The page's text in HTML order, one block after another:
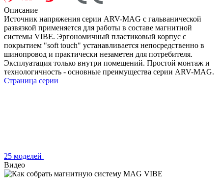
Описание
Источник напряжения серии ARV-MAG с гальванической
развязкой применяется для работы в составе магнитной
системы VIBE. Эргономичный пластиковый корпус с
покрытием "soft touch" устанавливается непосредственно в
шинопровод и практически незаметен для потребителя.
Эксплуатация только внутри помещений. Простой монтаж и
технологичность - основные преимущества серии ARV-MAG.
Страница серии
25 моделей
Видео